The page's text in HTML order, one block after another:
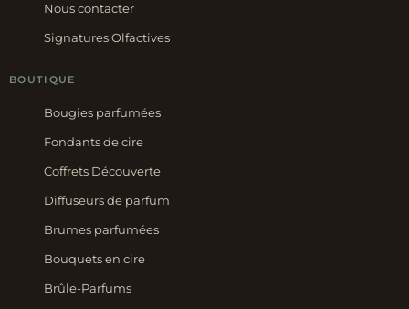
Nous contacter
Signatures Olfactives
BOUTIQUE
Bougies parfumées
Fondants de cire
Coffrets Découverte
Diffuseurs de parfum
Brumes parfumées
Bouquets en cire
Brûle-Parfums